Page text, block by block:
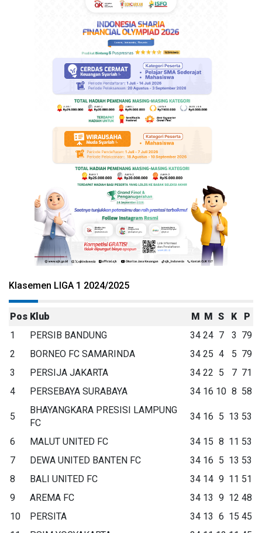
Klasemen LIGA 1 2024/2025
Pos Klub M M S K
P
1
PERSIB BANDUNG 34 24 7 3 79
2
BORNEO FC SAMARINDA 34 25 4 5 79
3
PERSIJA JAKARTA 34 22 5 7 71
4
PERSEBAYA SURABAYA 34 16 10 8 58
5
BHAYANGKARA PRESISI LAMPUNG
FC
34 16 5 13 53
6 MALUT UNITED FC 34 15 8 11 53
7
DEWA UNITED BANTEN FC 34 16 5 13 53
8
BALI UNITED FC 34 14 9 11 51
9
AREMA FC 34 13 9 12 48
10
PERSITA 34 13 6 15 45